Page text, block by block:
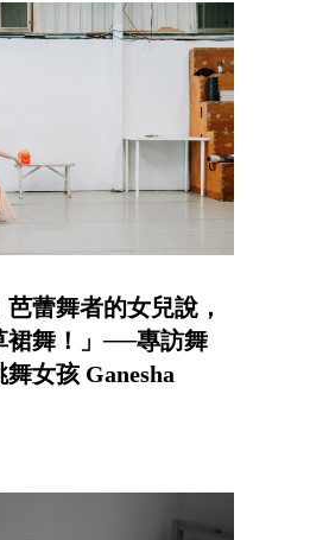
蕾舞者的女兒說，
裙舞！」──專訪舞
女孩 Ganesha